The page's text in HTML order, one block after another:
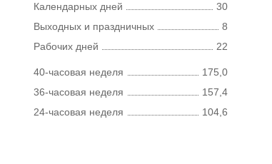
Календарных дней
30
Выходных и праздничных
8
Рабочих дней
22
40-часовая неделя
175,0
36-часовая неделя
157,4
24-часовая неделя
104,6